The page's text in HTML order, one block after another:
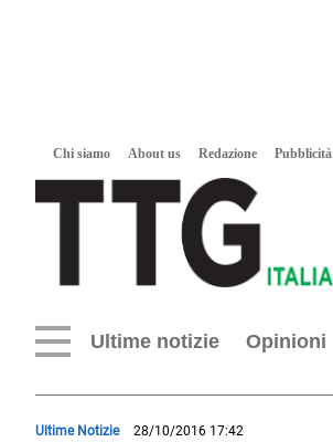
Chi siamo About us Redazione Pubblicità
Ultime notizie Opinioni
Ultime Notizie 28/10/2016 17:42